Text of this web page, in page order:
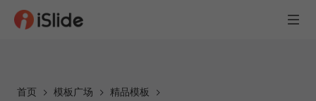
首页 模板广场
精品模板